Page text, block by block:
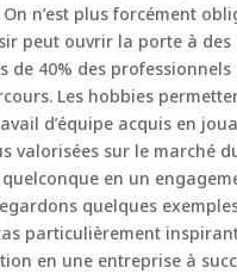
n’est plus forcément
peut ouvrir la porte à
40% des professionnels
Les hobbies
d’équipe acquis en
valorisées sur le marché
en un
quelques
particulièrement
en une entreprise à